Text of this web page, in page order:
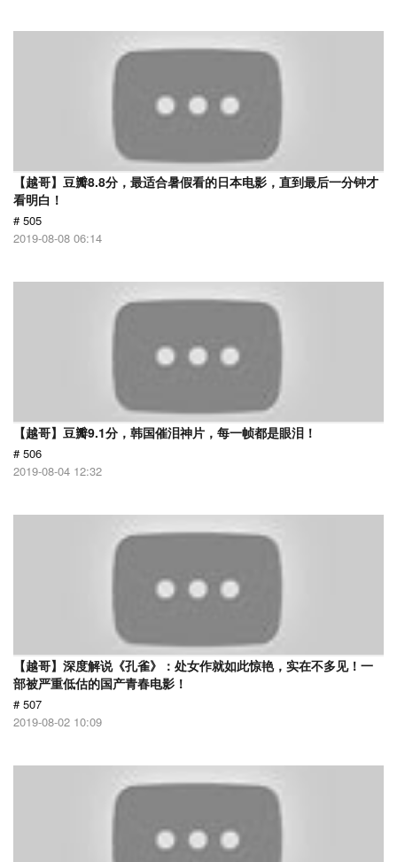
【越哥】豆瓣8.8分，最适合暑假看的日本电影，直到最后一分钟才
看明白！
# 505
2019-08-08 06:14
【越哥】豆瓣9.1分，韩国催泪神片，每一帧都是眼泪！
# 506
2019-08-04 12:32
【越哥】深度解说《孔雀》：处女作就如此惊艳，实在不多见！一
部被严重低估的国产青春电影！
# 507
2019-08-02 10:09